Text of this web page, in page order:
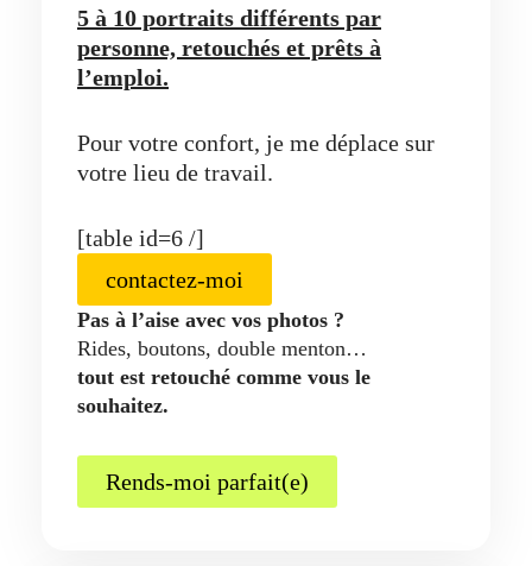
5 à 10 portraits différents par
personne, retouchés et prêts à
l’emploi.
Pour votre confort, je me déplace sur
votre lieu de travail.
[table id=6 /]
contactez-moi
Pas à l’aise avec vos photos ?
Rides, boutons, double menton…
tout est retouché comme vous le
souhaitez.
Rends-moi parfait(e)